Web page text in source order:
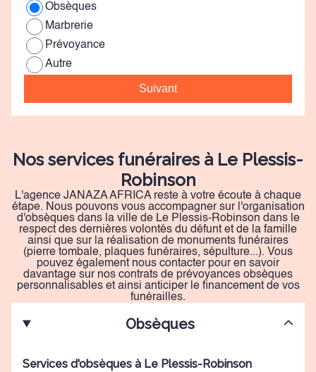
Obsèques
Marbrerie
Prévoyance
Autre
Suivant
Nos services funéraires à Le Plessis-
Robinson
L'agence JANAZA AFRICA reste à votre écoute à chaque
étape. Nous pouvons vous accompagner sur l'organisation
d'obsèques dans la ville de Le Plessis-Robinson dans le
respect des dernières volontés du défunt et de la famille
ainsi que sur la réalisation de monuments funéraires
(pierre tombale, plaques funéraires, sépulture...). Vous
pouvez également nous contacter pour en savoir
davantage sur nos contrats de prévoyances obsèques
personnalisables et ainsi anticiper le financement de vos
funérailles.
Obsèques
Services d'obsèques à Le Plessis-Robinson